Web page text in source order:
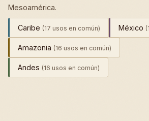
Mesoamérica.
Caribe (17 usos en común) México
Amazonia (16 usos en común)
Andes (16 usos en común)